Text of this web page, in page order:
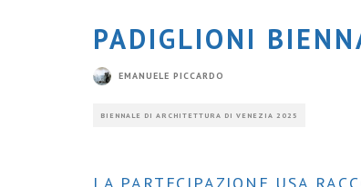
PADIGLIONI
EMANUELE PICCARDO
BIENNALE DI ARCHITETTURA DI VENEZIA 2025